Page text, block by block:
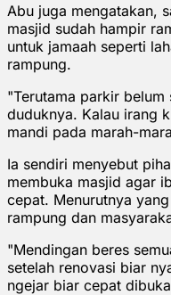
Abu juga mengatakan,
masjid sudah hampir
untuk jamaah seperti
rampung.
"Terutama parkir
duduknya. Kalau irang
mandi pada marah-
Ia sendiri menyebut
membuka masjid agar
cepat. Menurutnya
rampung dan
"Mendingan beres
setelah renovasi biar
ngejar biar cepat